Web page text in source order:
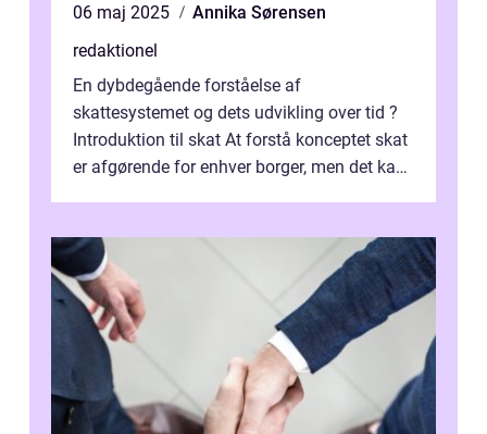
06 maj 2025
Annika Sørensen
redaktionel
En dybdegående forståelse af
skattesystemet og dets udvikling over tid ?
Introduktion til skat At forstå konceptet skat
er afgørende for enhver borger, men det kan